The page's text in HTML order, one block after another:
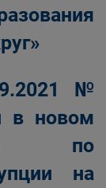
№
в новом
по
на